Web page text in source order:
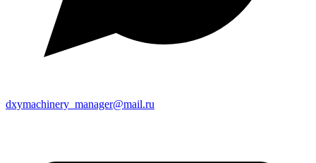
dxymachinery_manager@mail.ru